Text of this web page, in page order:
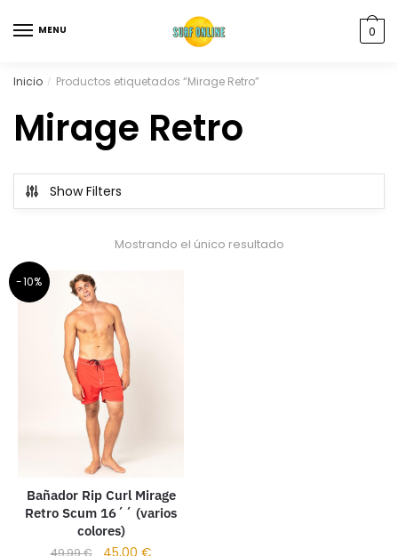
MENU 0
Inicio / Productos etiquetados “Mirage Retro”
Mirage Retro
Show Filters
Mostrando el único resultado
-10%
Bañador Rip Curl Mirage
Retro Scum 16´´ (varios
colores)